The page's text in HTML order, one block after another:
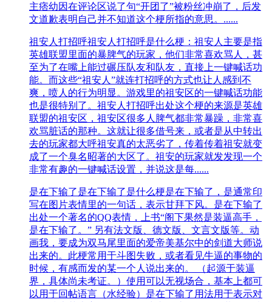
主痞幼因在评论区说了句“开团了”被粉丝冲崩了，后发
文道歉表明自己并不知道这个梗所指的意思。......
祖安人打招呼祖安人打招呼是什么梗：祖安人主要是指
英雄联盟里面的暴脾气的玩家，他们非常喜欢骂人，甚
至为了在嘴上能过碾压队友和队友，直接上一键喊话功
能。而这些“祖安人”就连打招呼的方式也让人感到不
爽，喷人的行为明显。游戏里的祖安区的一键喊话功能
也是很特别了。祖安人打招呼出处这个梗的来源是英雄
联盟的祖安区，祖安区很多人脾气都非常暴躁，非常喜
欢骂脏话的那种。这就让很多借号来，或者是从中转出
去的玩家都大呼祖安真的太恶劣了，传着传着祖安就变
成了一个臭名昭著的大区了。祖安的玩家就发发现一个
非常有趣的一键喊话设置，并说这是每......
是在下输了是在下输了是什么梗是在下输了，是通常印
写在图片表情里的一句话，表示甘拜下风。是在下输了
出处一个著名的QQ表情，上书“阁下果然是装逼高手，
是在下输了。” 另有法文版、德文版、文言文版等。动
画我，要成为双马尾里面的爱帝美基尔中的剑道大师说
出来的。此梗常用于斗图失败，或者看见牛逼的事物的
时候，有感而发的某一个人说出来的。 （起源于装逼
界，具体尚未考证。）使用可以无视场合，基本上都可
以用于回帖语言（水经验）是在下输了用法用于表示对